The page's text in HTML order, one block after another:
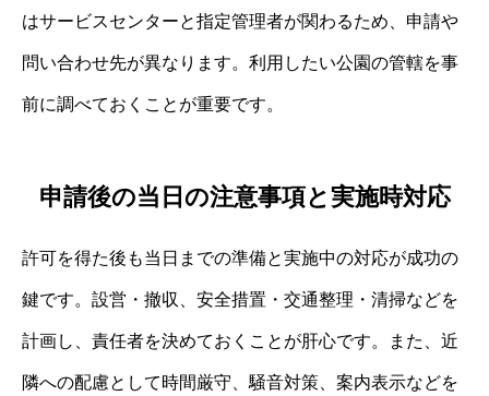
はサービスセンターと指定管理者が関わるため、申請や
問い合わせ先が異なります。利用したい公園の管轄を事
前に調べておくことが重要です。
申請後の当日の注意事項と実施時対応
許可を得た後も当日までの準備と実施中の対応が成功の
鍵です。設営・撤収、安全措置・交通整理・清掃などを
計画し、責任者を決めておくことが肝心です。また、近
隣への配慮として時間厳守、騒音対策、案内表示などを